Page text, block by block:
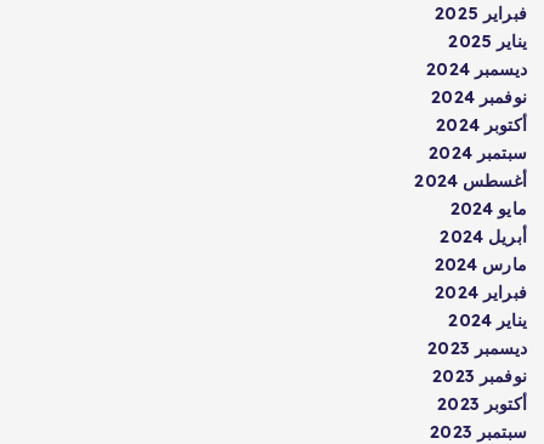
فبراير 2025
يناير 2025
ديسمبر 2024
نوفمبر 2024
أكتوبر 2024
سبتمبر 2024
أغسطس 2024
مايو 2024
أبريل 2024
مارس 2024
فبراير 2024
يناير 2024
ديسمبر 2023
نوفمبر 2023
أكتوبر 2023
سبتمبر 2023